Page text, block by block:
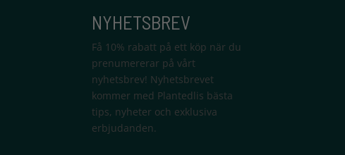
NYHETSBREV
Få 10% rabatt på ett köp när du
prenumererar på vårt
nyhetsbrev! Nyhetsbrevet
kommer med Plantedlis bästa
tips, nyheter och exklusiva
erbjudanden.